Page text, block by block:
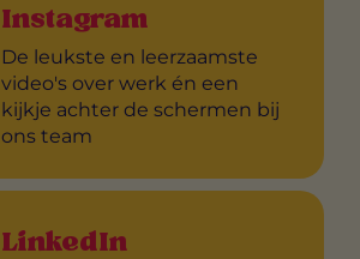
Instagram
De leukste en leerzaamste
video's over werk én een
kijkje achter de schermen bij
ons team
LinkedIn